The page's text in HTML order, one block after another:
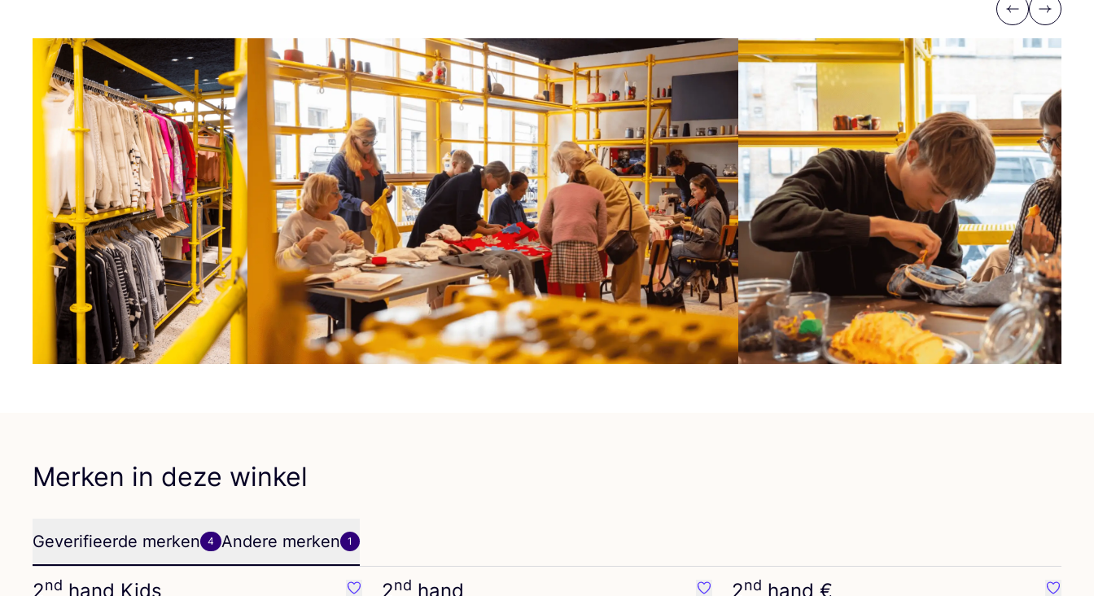
Previous
Next
Merken in deze winkel
Geverifieerde merken 4 Andere merken 1
2nd hand Kids 2nd hand 2nd hand €